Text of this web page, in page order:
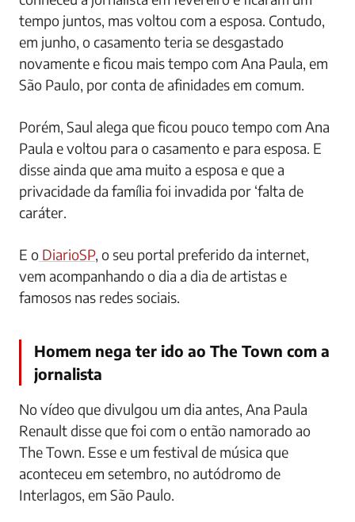
tempo juntos, mas voltou com a esposa. Contudo,
em junho, o casamento teria se desgastado
novamente e ficou mais tempo com Ana Paula, em
São Paulo, por conta de afinidades em comum.
Porém, Saul alega que ficou pouco tempo com Ana
Paula e voltou para o casamento e para esposa. E
disse ainda que ama muito a esposa e que a
privacidade da família foi invadida por ‘falta de
caráter.
E o DiarioSP, o seu portal preferido da internet,
vem acompanhando o dia a dia de artistas e
famosos nas redes sociais.
Homem nega ter ido ao The Town com a
jornalista
No vídeo que divulgou um dia antes, Ana Paula
Renault disse que foi com o então namorado ao
The Town. Esse e um festival de música que
aconteceu em setembro, no autódromo de
Interlagos, em São Paulo.